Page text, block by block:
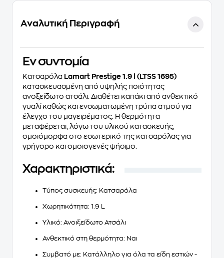
Αναλυτική Περιγραφή
Eν συντομία
Κατσαρόλα Lamart Prestige 1.9 l (LTSS 1695)
κατασκευασμένη από υψηλής ποιότητας
ανοξείδωτο ατσάλι. Διαθέτει καπάκι από ανθεκτικό
γυαλί καθώς και ενσωματωμένη τρύπα ατμού για
έλεγχο του μαγειρέματος. Η θερμότητα
μεταφέρεται, λόγω του υλικού κατασκευής,
ομοιόμορφα στο εσωτερικό της κατσαρόλας για
γρήγορο και ομοιογενές ψήσιμο.
Χαρακτηριστικά:
Τύπος συσκευής: Κατσαρόλα
Χωρητικότητα: 1.9 L
Υλικό: Ανοιξείδωτο Ατσάλι
Ανθεκτικό στη θερμότητα: Ναι
Συμβατό με: Κατάλληλο για όλα τα είδη εστιών -